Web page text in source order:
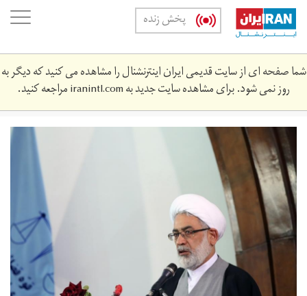
Skip
main
content
پخش زنده
شما صفحه ای از سایت قدیمی ایران اینترنشنال را مشاهده می کنید که دیگر به
روز نمی شود. برای مشاهده سایت جدید بهiranintl.comمراجعه کنید.
746068_581.jpg